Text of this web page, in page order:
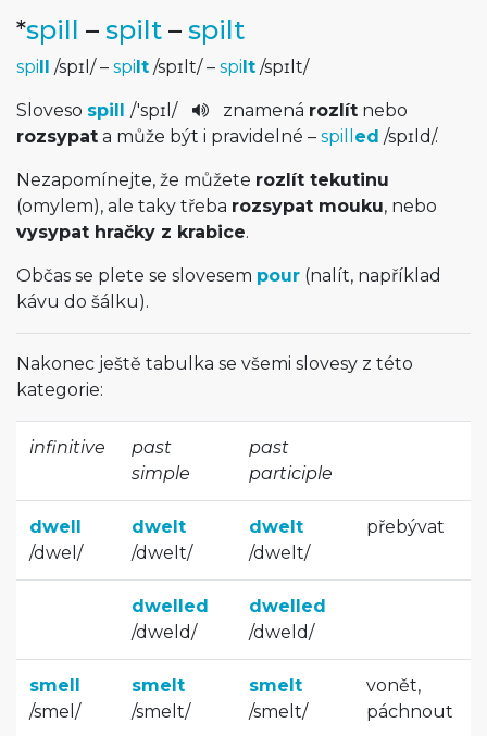
*spill – spilt – spilt
spill /spɪl /– spilt /spɪlt/– spilt /spɪlt/
Sloveso spill /'spɪl / znamená rozlít nebo
rozsypat a může být i pravidelné – spill ed /spɪld/.
Nezapomínejte, že můžete rozlít tekutinu
(omylem), ale taky třeba rozsypat mouku, nebo
vysypat hračky z krabice.
Občas se plete se slovesem pour (nalít, například
kávu do šálku).
Nakonec ještě tabulka se všemi slovesy z této
kategorie:
infinitive
past
simple
past
participle
dwell
/dwel /
dwelt
/dwelt/
dwelt
/dwelt/
přebývat
dwelled
/dweld/
dwelled
/dweld/
smell
/smel /
smelt
/smelt/
smelt
/smelt/
vonět,
páchnout